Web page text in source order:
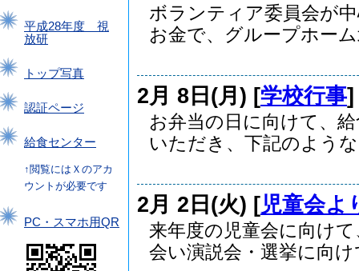
平成28年度 視
放研
トップ写真
認証ページ
給食センター
↑閲覧にはＸのアカ
ウントが必要です
PC・スマホ用QR
ボランティア委員会が
お金で、グループホー
2月 8日(月) [学校行事
お弁当の日に向けて、
いただき、下記のよう
2月 2日(火) [児童会よ
来年度の児童会に向け
会い演説会・選挙に向け